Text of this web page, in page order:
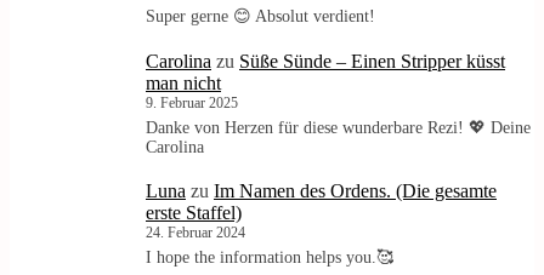
Super gerne 😊 Absolut verdient!
Carolina zu Süße Sünde – Einen Stripper küsst
man nicht
9. Februar 2025
Danke von Herzen für diese wunderbare Rezi! 💖 Deine
Carolina
Luna zu Im Namen des Ordens. (Die gesamte
erste Staffel)
24. Februar 2024
I hope the information helps you.🥰